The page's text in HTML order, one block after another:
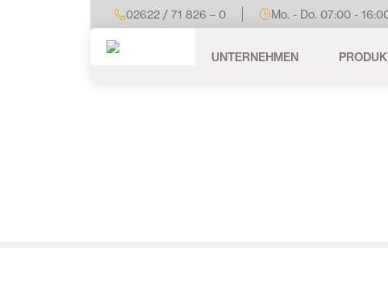
02622 / 71 826 – 0 Mo. - Do. 07:00 -
UNTERNEHMEN